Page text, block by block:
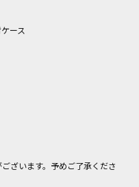
ース
ざいます。予めご了承くださ